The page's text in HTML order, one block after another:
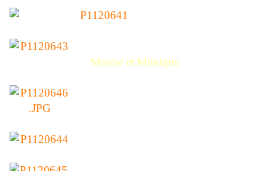
Moune et Monique